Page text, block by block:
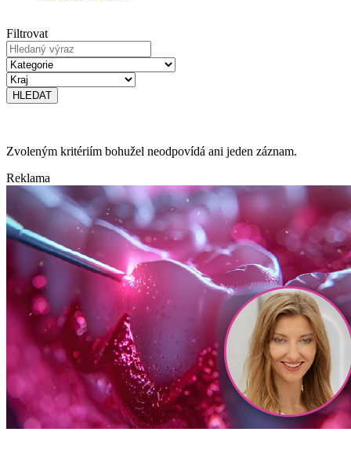
Filtrovat
Zvoleným kritériím bohužel neodpovídá ani jeden záznam.
Reklama